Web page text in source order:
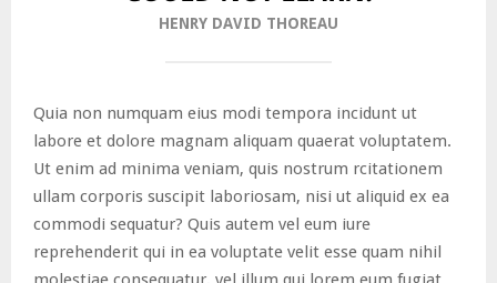
HENRY DAVID THOREAU
Quia non numquam eius modi tempora incidunt ut
labore et dolore magnam aliquam quaerat voluptatem.
Ut enim ad minima veniam, quis nostrum rcitationem
ullam corporis suscipit laboriosam, nisi ut aliquid ex ea
commodi sequatur? Quis autem vel eum iure
reprehenderit qui in ea voluptate velit esse quam nihil